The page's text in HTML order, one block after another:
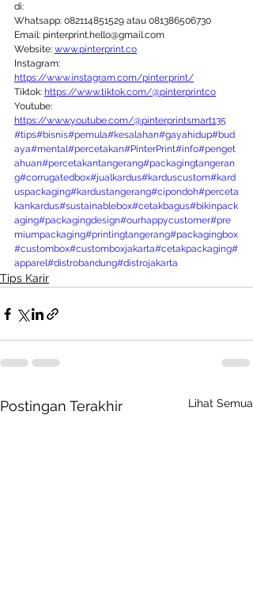
di:
Whatsapp: 082114851529 atau 081386506730
Email: pinterprint.hello@gmail.com
Website: www.pinterprint.co
Instagram:
https://www.instagram.com/pinter.print/
Tiktok: https://www.tiktok.com/@pinterprintco
Youtube:
https://www.youtube.com/@pinterprintsmart135
#tips#bisnis#pemula#kesalahan#gayahidup#bud
aya#mental#percetakan#PinterPrint#info#penget
ahuan#percetakantangerang#packagingtangeran
g#corrugatedbox#jualkardus#karduscustom#kard
uspackaging#kardustangerang#cipondoh#perceta
kankardus#sustainablebox#cetakbagus#bikinpack
aging#packagingdesign#ourhappycustomer#pre
miumpackaging#printingtangerang#packagingbox
#custombox#customboxjakarta#cetakpackaging#
apparel#distrobandung#distrojakarta
Tips Karir
Postingan Terakhir Lihat Semua